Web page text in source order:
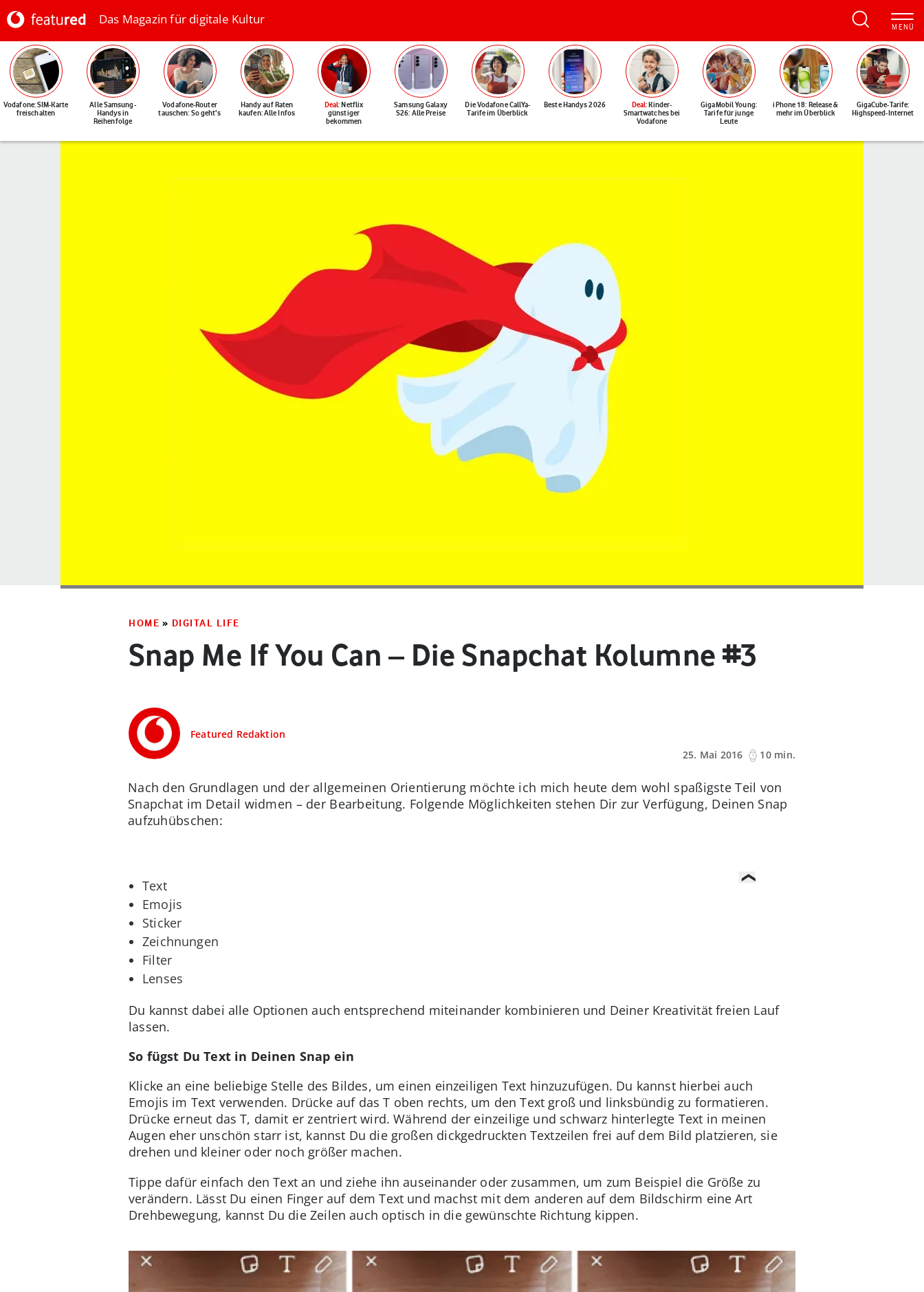
Das Magazin für digitale Kultur
Vodafone: SIM-Karte
freischalten
Alle Samsung-
Handys in
Reihenfolge
Vodafone-Router
tauschen: So geht's
Handy auf Raten
kaufen: Alle Infos
Deal: Netflix
günstiger
bekommen
Samsung Galaxy
S26: Alle Preise
Die Vodafone CallYa-
Tarife im Überblick
Beste Handys 2026 Deal: Kinder-
Smartwatches bei
Vodafone
GigaMobil Young:
Tarife für junge
Leute
iPhone 18: Release &
mehr im Überblick
GigaCube-Tarife:
Highspeed-Internet
HOME » DIGITAL LIFE
Snap Me If You Can – Die Snapchat Kolumne #3
Featured Redaktion
25. Mai 2016
10 min.
Nach den Grundlagen und der allgemeinen Orientierung möchte ich mich heute dem wohl spaßigste Teil von
Snapchat im Detail widmen – der Bearbeitung. Folgende Möglichkeiten stehen Dir zur Verfügung, Deinen Snap
aufzuhübschen:
Text
Emojis
Sticker
Zeichnungen
Filter
Lenses
Du kannst dabei alle Optionen auch entsprechend miteinander kombinieren und Deiner Kreativität freien Lauf
lassen.
So fügst Du Text in Deinen Snap ein
Klicke an eine beliebige Stelle des Bildes, um einen einzeiligen Text hinzuzufügen. Du kannst hierbei auch
Emojis im Text verwenden. Drücke auf das T oben rechts, um den Text groß und linksbündig zu formatieren.
Drücke erneut das T, damit er zentriert wird. Während der einzeilige und schwarz hinterlegte Text in meinen
Augen eher unschön starr ist, kannst Du die großen dickgedruckten Textzeilen frei auf dem Bild platzieren, sie
drehen und kleiner oder noch größer machen.
Tippe dafür einfach den Text an und ziehe ihn auseinander oder zusammen, um zum Beispiel die Größe zu
verändern. Lässt Du einen Finger auf dem Text und machst mit dem anderen auf dem Bildschirm eine Art
Drehbewegung, kannst Du die Zeilen auch optisch in die gewünschte Richtung kippen.